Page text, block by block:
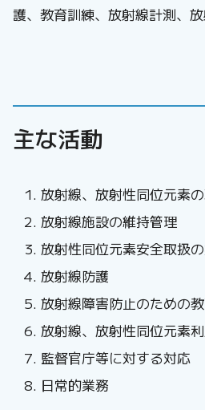
護、教育訓練、放射線計測、
主な活動
放射線、放射性同位元素
放射線施設の維持管理
放射性同位元素安全取扱
放射線防護
放射線障害防止のための
放射線、放射性同位元素
監督官庁等に対する対応
日常的業務